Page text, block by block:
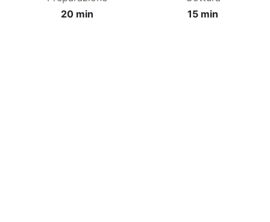
20 min
15 min